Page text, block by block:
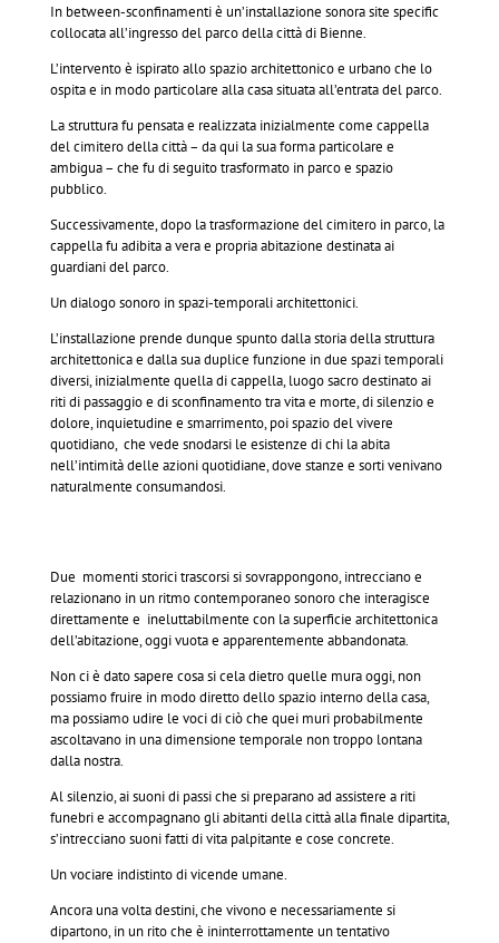
In between-sconfinamenti è un’installazione sonora site specific
collocata all’ingresso del parco della città di Bienne.
L’intervento è ispirato allo spazio architettonico e urbano che lo
ospita e in modo particolare alla casa situata all’entrata del parco.
La struttura fu pensata e realizzata inizialmente come cappella
del cimitero della città – da qui la sua forma particolare e
ambigua – che fu di seguito trasformato in parco e spazio
pubblico.
Successivamente, dopo la trasformazione del cimitero in parco, la
cappella fu adibita a vera e propria abitazione destinata ai
guardiani del parco.
Un dialogo sonoro in spazi-temporali architettonici.
L’installazione prende dunque spunto dalla storia della struttura
architettonica e dalla sua duplice funzione in due spazi temporali
diversi, inizialmente quella di cappella, luogo sacro destinato ai
riti di passaggio e di sconfinamento tra vita e morte, di silenzio e
dolore, inquietudine e smarrimento, poi spazio del vivere
quotidiano, che vede snodarsi le esistenze di chi la abita
nell’intimità delle azioni quotidiane, dove stanze e sorti venivano
naturalmente consumandosi.
Due momenti storici trascorsi si sovrappongono, intrecciano e
relazionano in un ritmo contemporaneo sonoro che interagisce
direttamente e ineluttabilmente con la superficie architettonica
dell’abitazione, oggi vuota e apparentemente abbandonata.
Non ci è dato sapere cosa si cela dietro quelle mura oggi, non
possiamo fruire in modo diretto dello spazio interno della casa,
ma possiamo udire le voci di ciò che quei muri probabilmente
ascoltavano in una dimensione temporale non troppo lontana
dalla nostra.
Al silenzio, ai suoni di passi che si preparano ad assistere a riti
funebri e accompagnano gli abitanti della città alla finale dipartita,
s’intrecciano suoni fatti di vita palpitante e cose concrete.
Un vociare indistinto di vicende umane.
Ancora una volta destini, che vivono e necessariamente si
dipartono, in un rito che è ininterrottamente un tentativo